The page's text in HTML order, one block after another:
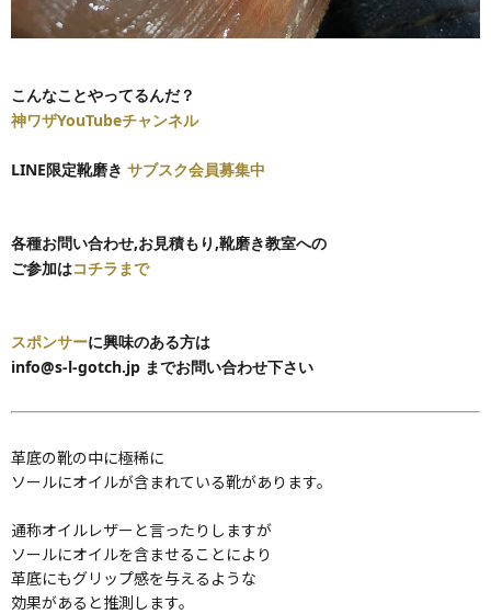
こんなことやってるんだ？
神ワザYouTubeチャンネル
LINE限定靴磨き サブスク会員募集中
各種お問い合わせ,お見積もり,靴磨き教室への
ご参加はコチラまで
スポンサーに興味のある方は
info@s-l-gotch.jp までお問い合わせ下さい
革底の靴の中に極稀に
ソールにオイルが含まれている靴があります。
通称オイルレザーと言ったりしますが
ソールにオイルを含ませることにより
革底にもグリップ感を与えるような
効果があると推測します。